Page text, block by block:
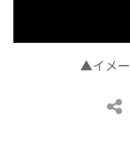
▲イメ ー